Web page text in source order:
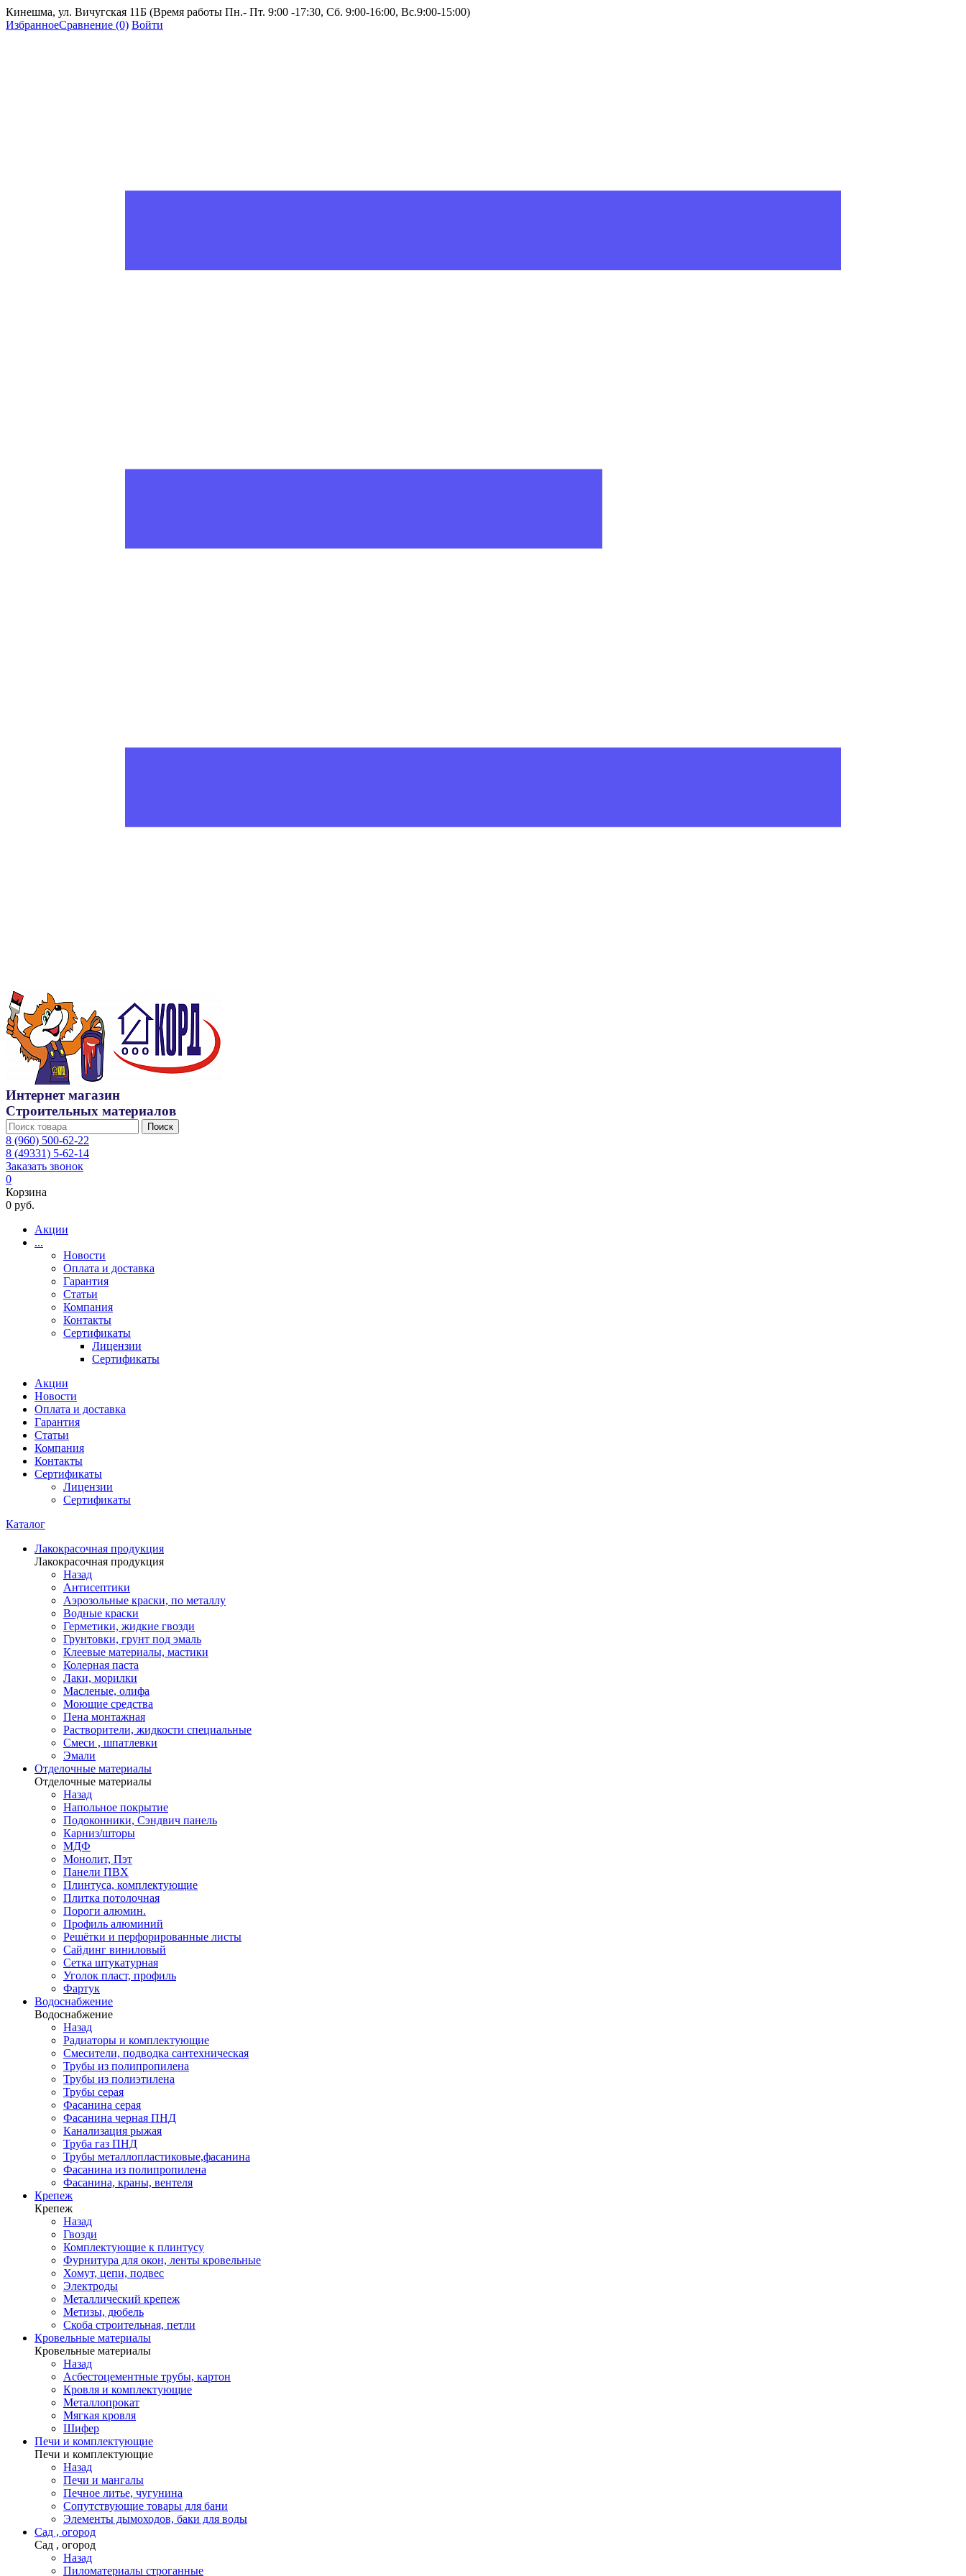
Кинешма, ул. Вичугская 11Б (Время работы Пн.- Пт. 9:00 -17:30, Сб. 9:00-16:00, Вс.9:00-15:00)
ИзбранноеСравнение (0) Войти
Интернет магазин
Строительных материалов
Поиск
8 (960) 500-62-22
8 (49331) 5-62-14
Заказать звонок
0
Корзина
0 руб.
Акции
...
Новости
Оплата и доставка
Гарантия
Статьи
Компания
Контакты
Сертификаты
Лицензии
Сертификаты
Акции
Новости
Оплата и доставка
Гарантия
Статьи
Компания
Контакты
Сертификаты
Лицензии
Сертификаты
Каталог
Лакокрасочная продукция
Лакокрасочная продукция
Назад
Антисептики
Аэрозольные краски, по металлу
Водные краски
Герметики, жидкие гвозди
Грунтовки, грунт под эмаль
Клеевые материалы, мастики
Колерная паста
Лаки, морилки
Масленые, олифа
Моющие средства
Пена монтажная
Растворители, жидкости специальные
Смеси , шпатлевки
Эмали
Отделочные материалы
Отделочные материалы
Назад
Напольное покрытие
Подоконники, Сэндвич панель
Карниз/шторы
МДФ
Монолит, Пэт
Панели ПВХ
Плинтуса, комплектующие
Плитка потолочная
Пороги алюмин.
Профиль алюминий
Решётки и перфорированные листы
Сайдинг виниловый
Сетка штукатурная
Уголок пласт, профиль
Фартук
Водоснабжение
Водоснабжение
Назад
Радиаторы и комплектующие
Смесители, подводка сантехническая
Трубы из полипропилена
Трубы из полиэтилена
Трубы серая
Фасанина серая
Фасанина черная ПНД
Канализация рыжая
Труба газ ПНД
Трубы металлопластиковые,фасанина
Фасанина из полипропилена
Фасанина, краны, вентеля
Крепеж
Крепеж
Назад
Гвозди
Комплектующие к плинтусу
Фурнитура для окон, ленты кровельные
Хомут, цепи, подвес
Электроды
Металлический крепеж
Метизы, дюбель
Скоба строительная, петли
Кровельные материалы
Кровельные материалы
Назад
Асбестоцементные трубы, картон
Кровля и комплектующие
Металлопрокат
Мягкая кровля
Шифер
Печи и комплектующие
Печи и комплектующие
Назад
Печи и мангалы
Печное литье, чугунина
Сопутствующие товары для бани
Элементы дымоходов, баки для воды
Сад , огород
Сад , огород
Назад
Пиломатериалы строганные